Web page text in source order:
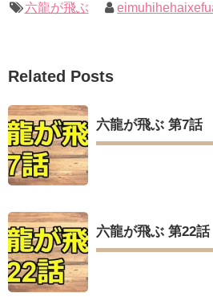
六龍が飛ぶ
Related Posts
六龍が飛ぶ 第7話
六龍が飛ぶ 第22話